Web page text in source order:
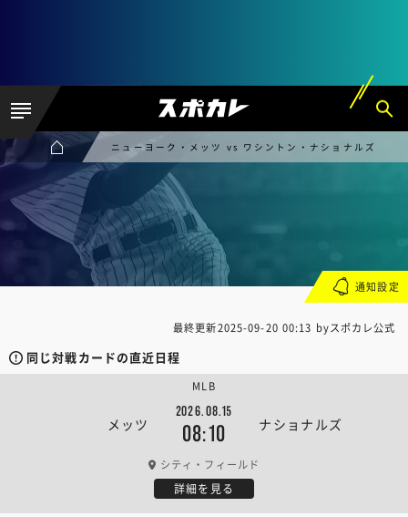
ニューヨーク・メッツ vs ワシントン・ナショナルズ
最終更新2025-09-20 00:13 byスポカレ公式
同じ対戦カードの直近日程
メッツ
2026.08.15
08:10 ナショナルズ
MLB
シティ・フィールド
詳細を見る
通知設定